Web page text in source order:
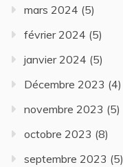
mars 2024 (5)
février 2024 (5)
janvier 2024 (5)
Décembre 2023 (4)
novembre 2023 (5)
octobre 2023 (8)
septembre 2023 (5)